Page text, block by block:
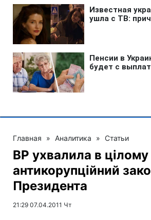
Главная » Аналитика » Статьи
ВР ухвалила в цілому
антикорупційний
Президента
21:29 07.04.2011 Чт